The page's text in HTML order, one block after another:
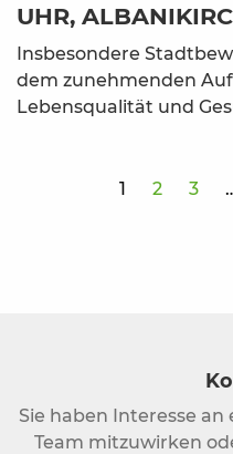
UHR,
Insbesondere
dem zunehmenden
Lebensqualität und
1 2 3
Sie haben Interesse
Team mitzuwirken